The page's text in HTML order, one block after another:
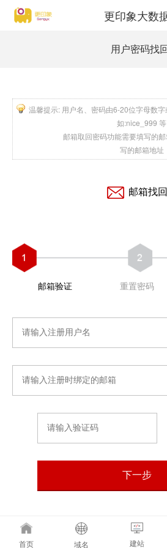
更印象大数
用户密码找回
温馨提示: 用户名、密码由6-20位字母数
如:nice_999 等
邮箱取回密码功能需要填写的
写的邮箱地址
邮箱找回
邮箱验证 重置密码
首页 域名 建站